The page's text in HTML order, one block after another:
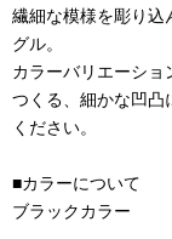
繊細な模様を彫り込
グル。
カラーバリエーショ
つくる、細かな凹凸
ください。
■カラーについて
ブラックカラー